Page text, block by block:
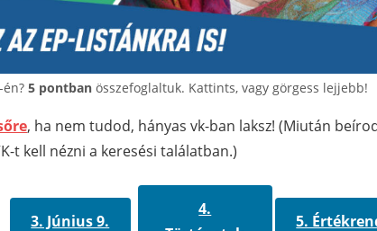
-én?5 pontban összefoglaltuk. Kattints, vagy görgess lejjebb!
, ha nem tudod, hányas vk-ban laksz! (Miután
t kell nézni a keresési találatban.)
3. Június 9.
4.
5.